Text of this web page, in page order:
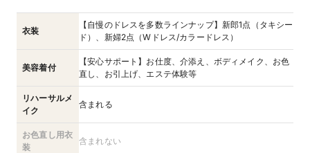
衣装
【自慢のドレスを多数ラインナップ】新郎1点（タキシー
ド）、新婦2点（Wドレス/カラードレス）
美容着付
【安心サポート】お仕度、介添え、ボディメイク、お色
直し、お引上げ、エステ体験等
リハーサルメ
イク
含まれる
お色直し用衣
装
含まれない